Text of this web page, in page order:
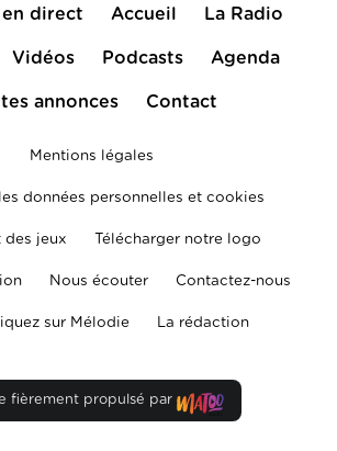
direct Accueil La Radio
Vidéos Podcasts Agenda
annonces Contact
Mentions légales
données personnelles et cookies
des jeux Télécharger notre logo
Nous écouter Contactez-nous
sur Mélodie La rédaction
fièrement propulsé par